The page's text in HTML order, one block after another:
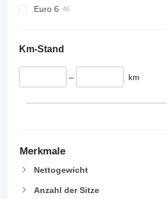
Euro 6
Km-Stand
– km
Merkmale
Nettogewicht
Anzahl der Sitze